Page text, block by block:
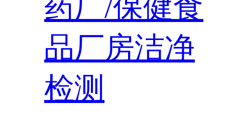
药厂/保健食
品厂房洁净
检测